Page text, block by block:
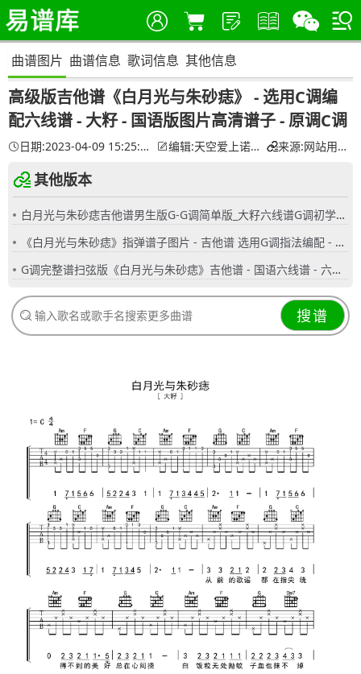
曲谱图片 曲谱信息 歌词信息 其他信息
高级版吉他谱《白月光与朱砂痣》 - 选用C调编
配六线谱 - 大籽 - 国语版图片高清谱子 - 原调C调
日期:2023-04-09 15:25:41 编辑:天空爱上诺言 来源:网站用户
其他版本
白月光与朱砂痣吉他谱男生版G-G调简单版_大籽六线谱G调初学者简易弹唱版_女生版B-C调
《白月光与朱砂痣》指弹谱子图片 - 吉他谱 选用G调指法编配 - 初级谱子 - 六线谱(独奏/指弹谱)
G调完整谱扫弦版《白月光与朱砂痣》吉他谱 - 国语六线谱 - 六线谱(弹唱谱) - 原调G调
搜谱